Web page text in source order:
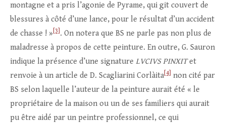
montagne et a pris l’agonie de Pyrame, qui git couvert de
blessures à côté d’une lance, pour le résultat d’un accident
de chasse ! » [3] . On notera que BS ne parle pas non plus de
maladresse à propos de cette peinture. En outre, G. Sauron
indique la présence d’une signature LVCIVS PINXITet
renvoie à un article de D. Scagliarini Corlàita [4]
non cité par
BS selon laquelle l’auteur de la peinture aurait été « le
propriétaire de la maison ou un de ses familiers qui aurait
pu être aidé par un peintre professionnel, ce qui